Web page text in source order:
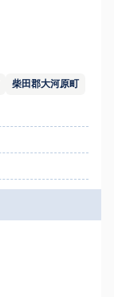
柴田郡大河原町